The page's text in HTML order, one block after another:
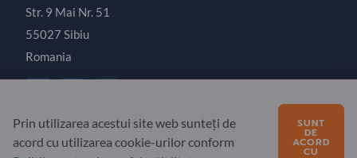
Str. 9 Mai Nr. 51
55027 Sibiu
Romania
Copyright © 2026 Exportpages International GmbH. All
Prin utilizarea acestui site web sunteți de
acord cu utilizarea cookie-urilor conform
SUNT
DE
ACORD
CU